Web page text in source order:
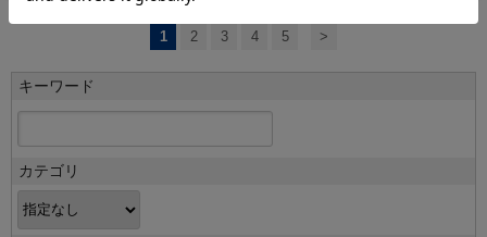
1 2 3 4 5 >
キーワード
カテゴリ